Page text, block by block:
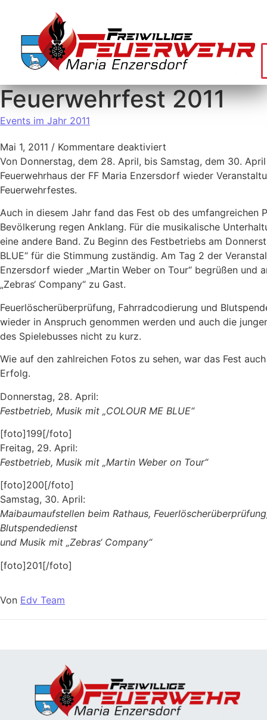
Feuerwehrfest 2011
Events im Jahr 2011
Mai 1, 2011 / Kommentare deaktiviert
Von Donnerstag, dem 28. April, bis Samstag, dem 30. April
Feuerwehrhaus der FF Maria Enzersdorf wieder
Feuerwehrfestes.
Auch in diesem Jahr fand das Fest ob des umfangreichen
Bevölkerung regen Anklang. Für die musikalische
eine andere Band. Zu Beginn des Festbetriebs am
BLUE“ für die Stimmung zuständig. Am Tag 2 der
Enzersdorf wieder „Martin Weber on Tour“ begrüßen und
„Zebras‘ Company“ zu Gast.
Feuerlöscherüberprüfung, Fahrradcodierung und
wieder in Anspruch genommen werden und auch die
des Spielebusses nicht zu kurz.
Wie auf den zahlreichen Fotos zu sehen, war das Fest
Erfolg.
Donnerstag, 28. April:
Festbetrieb, Musik mit „COLOUR ME BLUE“
[foto]199[/foto]
Freitag, 29. April:
Festbetrieb, Musik mit „Martin Weber on Tour“
[foto]200[/foto]
Samstag, 30. April:
Maibaumaufstellen beim Rathaus,
Blutspendedienst
und Musik mit „Zebras‘ Company“
[foto]201[/foto]
Von Edv Team